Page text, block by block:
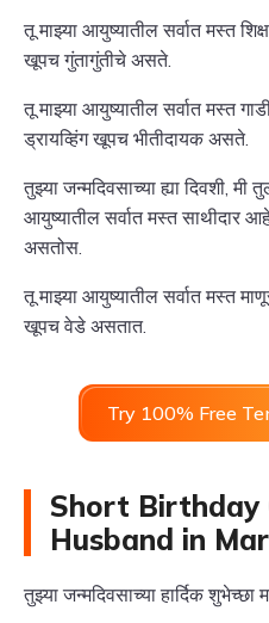
तू माझ्या आयुष्यातील सर्वात मस्त
खूपच गुंतागुंतीचे असते.
तू माझ्या आयुष्यातील सर्वात मस्त
ड्रायव्हिंग खूपच भीतीदायक असते.
तुझ्या जन्मदिवसाच्या ह्या दिवशी, मी
आयुष्यातील सर्वात मस्त साथीदार
असतोस.
तू माझ्या आयुष्यातील सर्वात मस्त
खूपच वेडे असतात.
Try 100% Free
Short Birthday
Husband in
तुझ्या जन्मदिवसाच्या हार्दिक शुभेच्छा